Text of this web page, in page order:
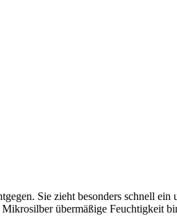
Sie zieht besonders schnell
übermäßige Feuchtigkeit